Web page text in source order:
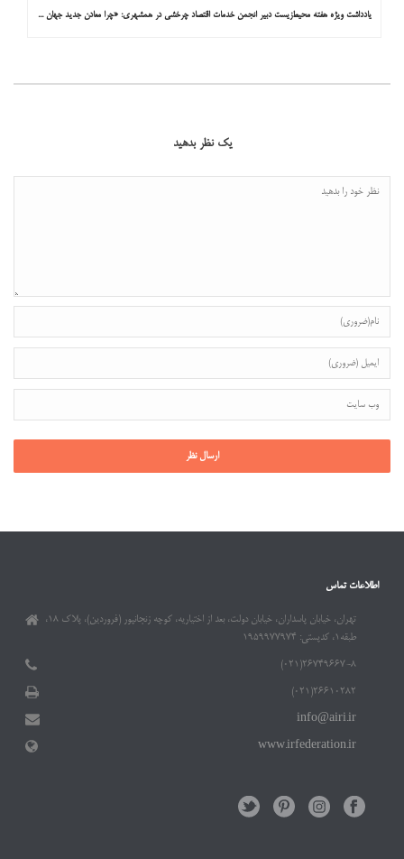
یادداشت ویژه هفته محیط‌زیست دبیر انجمن خدمات اقتصاد چرخشی در همشهری: «چرا معادن جدید جهان زیر زمین نیستند؟»
یک نظر بدهید
اطلاعات تماس
تهران، خیابان پاسداران، خیابان دولت، بعد از اختیاریه، کوچه زنجانپور (فروردین)، پلاک ۱۸،
طبقه۱، کدپستی: ۱۹۵۹۹۷۷۹۷۴
۲۶۷۴۹۶۶۷-۸(۰۲۱)
۲۶۶۱۰۲۸۲(۰۲۱)
info@airi.ir
www.irfederation.ir